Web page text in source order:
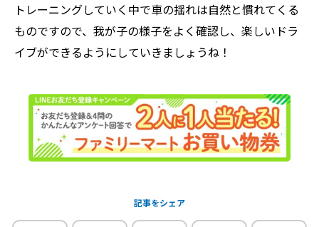
トレーニングしていく中で車の揺れは自然と慣れてくる
ものですので、我が子の様子をよく確認し、楽しいドラ
イブができるようにしていきましょうね！
記事をシェア